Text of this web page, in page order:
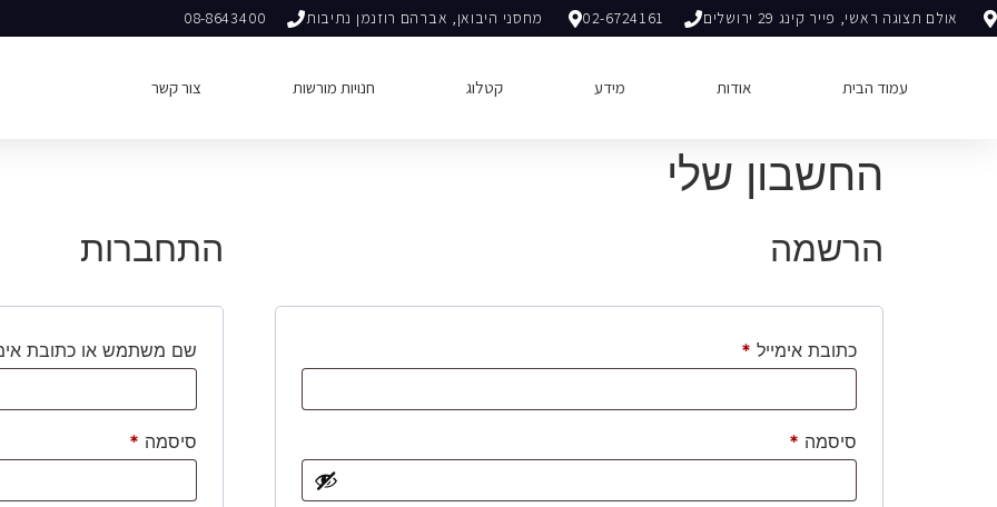
אולם תצוגה ראשי, פייר קינג 29 ירושלים 02-6724161 מחסני היבואן, אברהם רוזנמן נתיבות 08-8643400
עמוד הבית אודות מידע קטלוג חנויות מורשות צור קשר
החשבון שלי
התחברות
שם משתמש או כתובת
סיסמה *
הרשמה
כתובת אימייל *
סיסמה *